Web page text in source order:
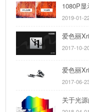
1080P
2019-01-
爱色丽
2017-10-
爱色丽
2017-06-
关于光